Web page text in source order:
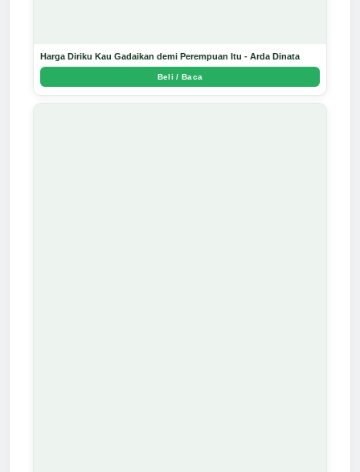
Harga Diriku Kau Gadaikan demi Perempuan Itu - Arda Dinata
Beli / Baca